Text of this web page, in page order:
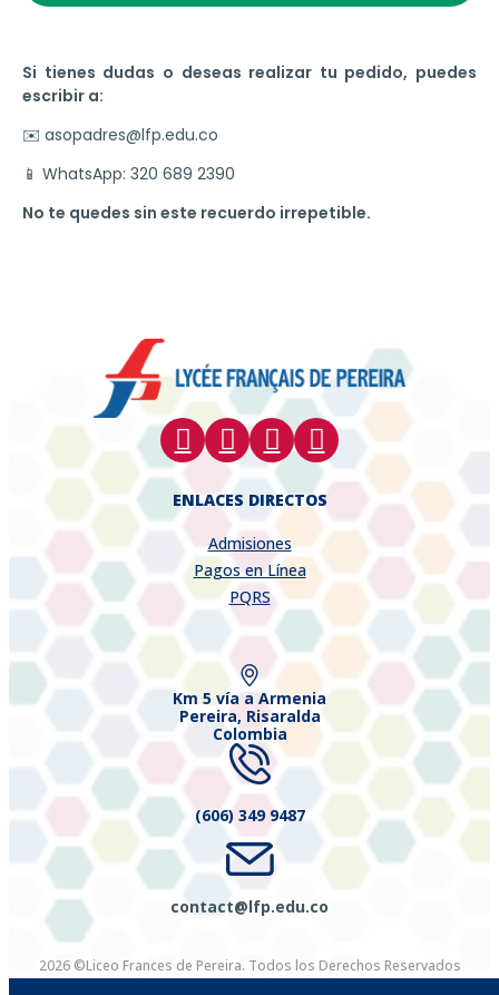
Si tienes dudas o deseas realizar tu pedido, puedes
escribir a:
✉️ asopadres@lfp.edu.co
📱 WhatsApp: 320 689 2390
No te quedes sin este recuerdo irrepetible.
ENLACES DIRECTOS
Admisiones
Pagos en Línea
PQRS
Km 5 vía a Armenia
Pereira, Risaralda
Colombia
(606) 349 9487
contact@lfp.edu.co
2026 ©Liceo Frances de Pereira. Todos los Derechos Reservados